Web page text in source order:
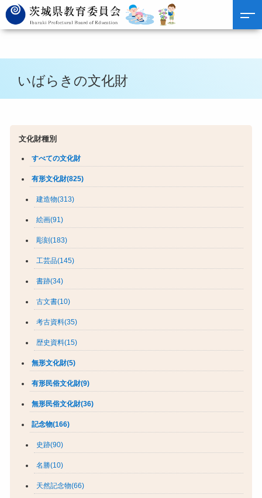
いばらきの文化財
文化財種別
すべての文化財
有形文化財(825)
建造物(313)
絵画(91)
彫刻(183)
工芸品(145)
書跡(34)
古文書(10)
考古資料(35)
歴史資料(15)
無形文化財(5)
有形民俗文化財(9)
無形民俗文化財(36)
記念物(166)
史跡(90)
名勝(10)
天然記念物(66)